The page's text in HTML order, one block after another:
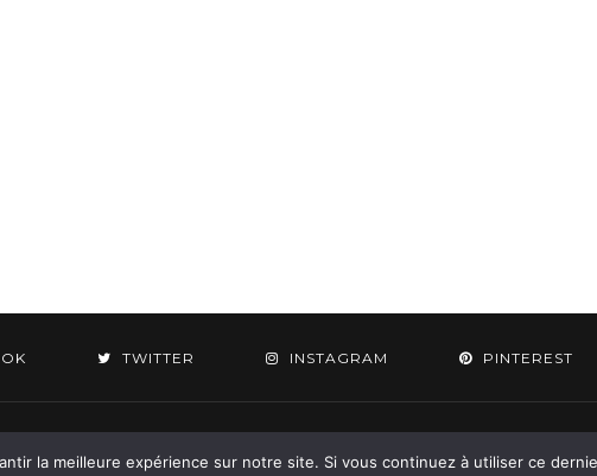
TWITTER INSTAGRAM PINTEREST
la meilleure expérience sur notre site. Si vous continuez à utiliser ce